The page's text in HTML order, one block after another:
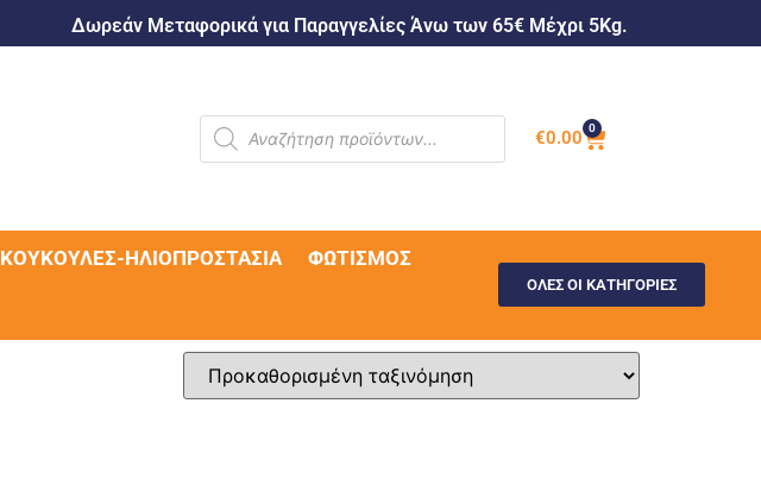
Δωρεάν Μεταφορικά για Παραγγελίες Άνω των 65€ Μέχρι 5Kg.
€0.00 0
ΚΟΥΚΟΎΛΕΣ-ΗΛΙΟΠΡΟΣΤΑΣΊΑ ΦΩΤΙΣΜΌΣ
ΟΛΕΣ ΟΙ ΚΑΤΗΓΟΡΙΕΣ